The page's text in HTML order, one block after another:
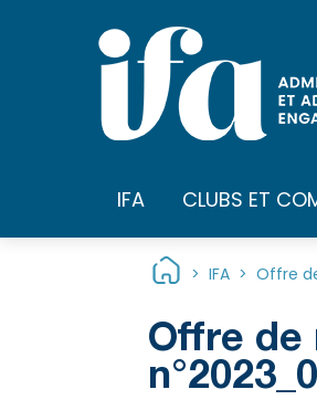
IFA CLUBS ET
> IFA > Offre
Offre de